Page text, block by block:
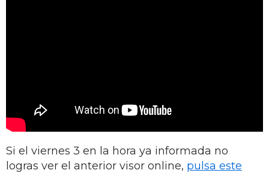
Si el viernes 3 en la hora ya informada no
logras ver el anterior visor online, pulsa este